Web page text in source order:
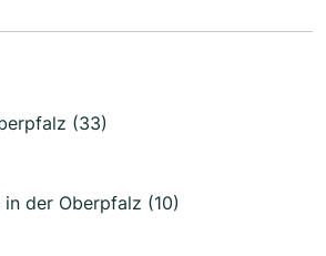
(33)
der Oberpfalz (10)